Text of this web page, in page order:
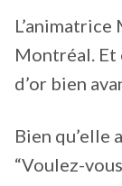
Montréal. Et
d’or bien
Bien qu’elle
“Voulez-